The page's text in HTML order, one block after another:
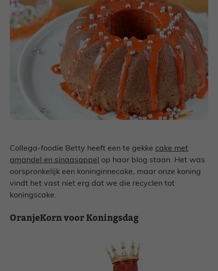
Collega-foodie Betty heeft een te gekke cake met
amandel en sinaasappel op haar blog staan. Het was
oorspronkelijk een koninginnecake, maar onze koning
vindt het vast niet erg dat we die recyclen tot
koningscake.
OranjeKorn voor Koningsdag